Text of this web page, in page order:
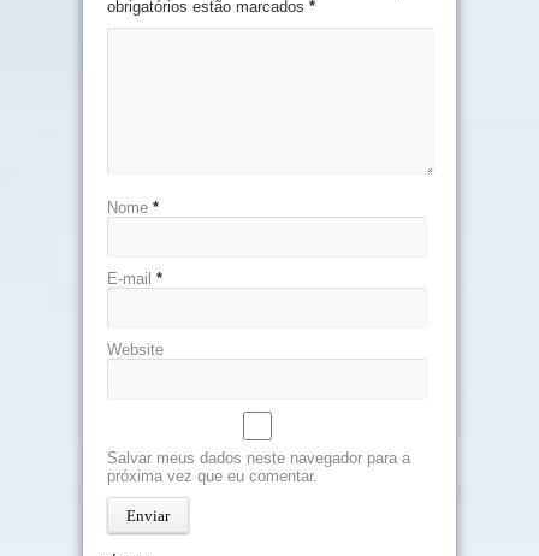
obrigatórios estão marcados *
Nome *
E-mail *
Website
Salvar meus dados neste navegador para a
próxima vez que eu comentar.